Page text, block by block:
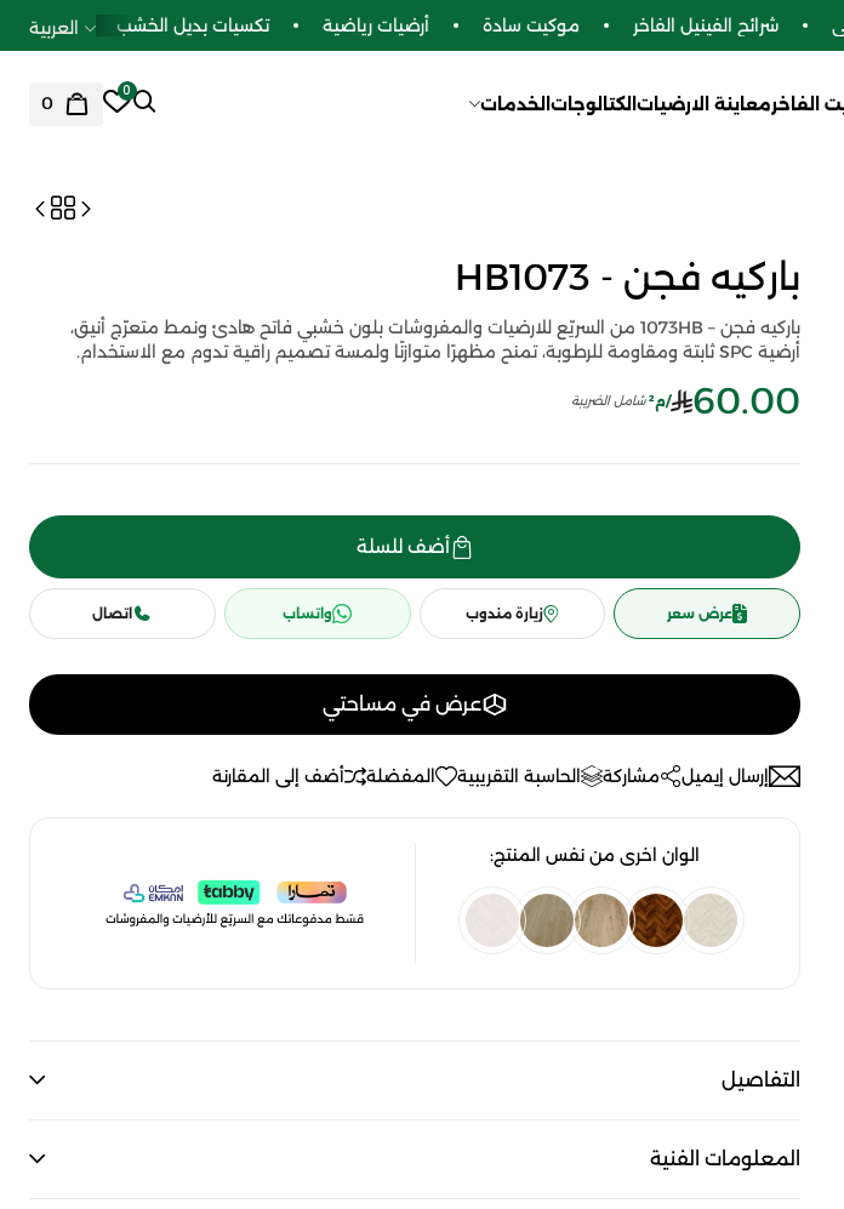
شرائح الفينيل الفاخر موكيت سادة أرضيات رياضية تكسيات بديل الخشب العربية
الفاخرمعاينة الارضيات الكتالوجات الخدمات
0
0
باركيه فجن - HB1073
باركيه فجن – 1073HB من السريّع للارضيات والمفروشات بلون خشبي فاتح هادئ ونمط متعرّج أنيق،
أرضية SPC ثابتة ومقاومة للرطوبة، تمنح مظهرًا متوازنًا ولمسة تصميم راقية تدوم مع الاستخدام.
60.00 /م² شامل الضريبة
أضف للسلة
عرض سعر زيارة مندوب واتساب اتصال
عرض في مساحتي
إرسال إيميل مشاركة الحاسبة التقريبية المفضلة أضف إلى المقارنة
الوان اخرى من نفس المنتج:
التفاصيل
المعلومات الفنية